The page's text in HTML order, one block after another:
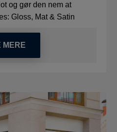
og gør den nem at
Gloss, Mat & Satin
MERE